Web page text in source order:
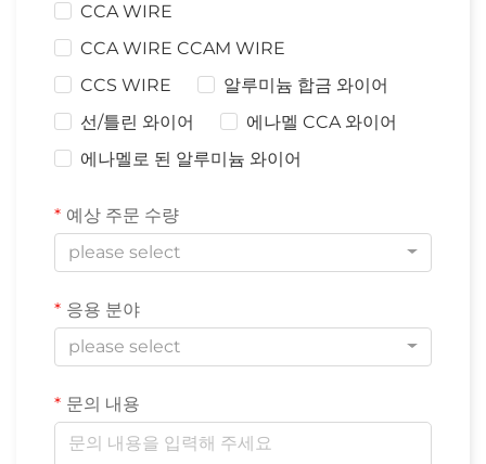
CCA WIRE
CCA WIRE CCAM WIRE
CCS WIRE
알루미늄 합금 와이어
선/틀린 와이어
에나멜 CCA 와이어
에나멜로 된 알루미늄 와이어
예상 주문 수량
please select
응용 분야
please select
문의 내용